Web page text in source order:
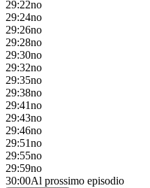
29:22no
29:24no
29:26no
29:28no
29:30no
29:32no
29:35no
29:38no
29:41no
29:43no
29:46no
29:51no
29:55no
29:59no
30:00Al prossimo episodio